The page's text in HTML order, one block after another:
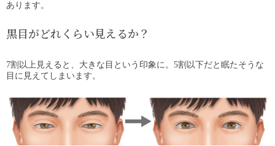
あります。
黒目がどれくらい見えるか？
7割以上見えると、大きな目という印象に。5割以下だと眠たそうな
目に見えてしまいます。